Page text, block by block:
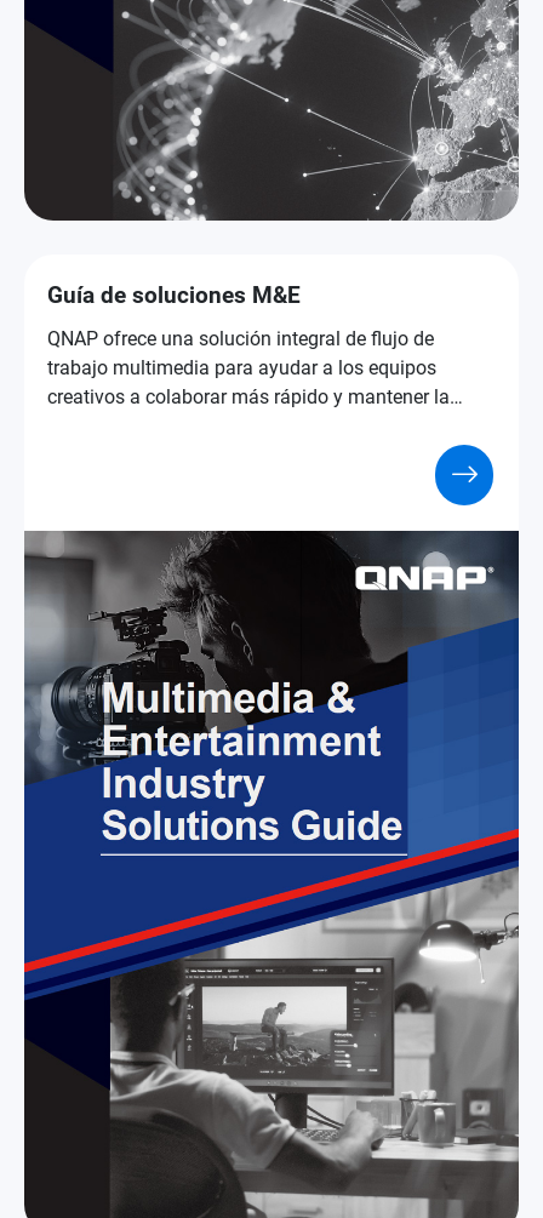
Guía de soluciones M&E
QNAP ofrece una solución integral de flujo de
trabajo multimedia para ayudar a los equipos
creativos a colaborar más rápido y mantener la